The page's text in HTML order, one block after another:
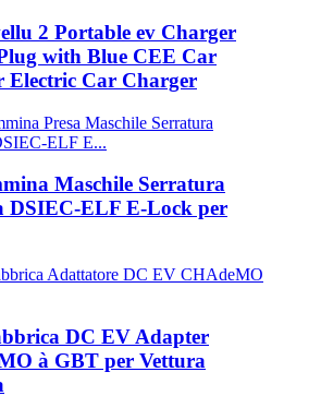
2 Portable ev Charger
with Blue CEE Car
Electric Car Charger
Maschile Serratura
DSIEC-ELF E-Lock per
DC EV Adapter
à GBT per Vettura